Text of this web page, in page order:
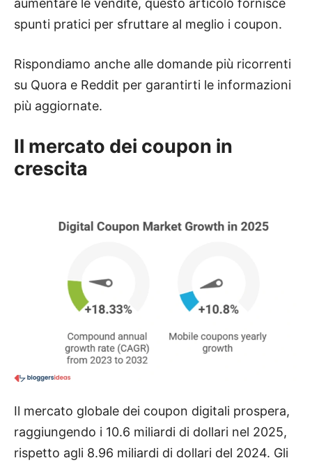
aumentare le vendite, questo articolo fornisce
spunti pratici per sfruttare al meglio i coupon.
Rispondiamo anche alle domande più ricorrenti
su Quora e Reddit per garantirti le informazioni
più aggiornate.
Il mercato dei coupon in
crescita
Il mercato globale dei coupon digitali prospera,
raggiungendo i 10.6 miliardi di dollari nel 2025,
rispetto agli 8.96 miliardi di dollari del 2024. Gli